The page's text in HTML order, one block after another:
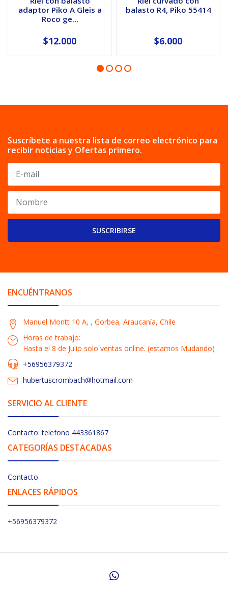
adaptor Piko A Gleis a
Roco ge...
$12.000
balasto R4, Piko 55414
$6.000
Suscríbete a nuestra lista de correo electrónico para
recibir noticias y Ofertas primero.
SUSCRIBIRSE
ENCUÉNTRANOS
Manuel Montt 10 A, , Gorbea, Araucanía, Chile
Horas de trabajo:
Hasta el 8 de Julio solo ventas online. (estamos Mudando)
+56956379372
hubertuscrombach@hotmail.com
SERVICIO AL CLIENTE
Contacto: telefono 443361867
CATEGORÍAS DESTACADAS
Contacto
ENLACES RÁPIDOS
+56956379372